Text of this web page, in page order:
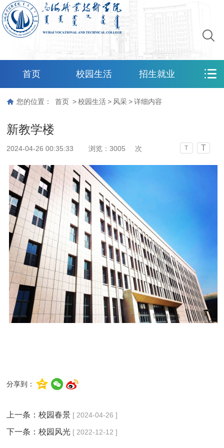
首页 校园生活 招生就业
您的位置： 首页 > 校园生活 > 风采 > 详细内容
新教学楼
2024-04-26 00:35:33 浏览：3005 次 T T
分享到：
上一条：校园春景 [ 2024-04-26 ]
下一条：校园风光 [ 2022-12-12 ]